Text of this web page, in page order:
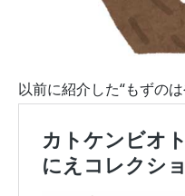
以前に紹介した“もずの